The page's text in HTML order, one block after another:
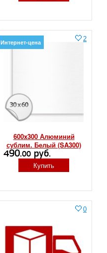
600x300 Алюминий
сублим. Белый (SA300)
2
Интернет-цена
490.00 руб.
Купить
0